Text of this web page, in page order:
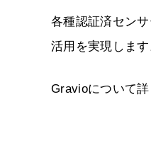
各種認証済セン
活用を実現します
Gravioについて